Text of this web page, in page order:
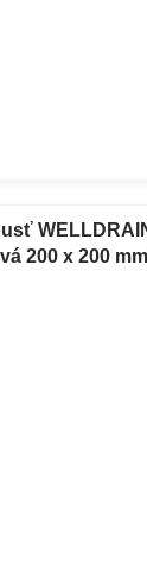
200 x 200